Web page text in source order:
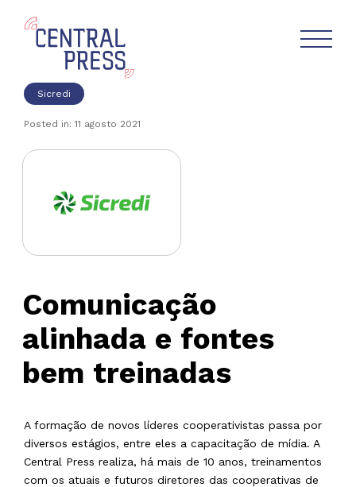
Sicredi
Posted in: 11 agosto 2021
Comunicação
alinhada e fontes
bem treinadas
A formação de novos líderes cooperativistas passa por
diversos estágios, entre eles a capacitação de mídia. A
Central Press realiza, há mais de 10 anos, treinamentos
com os atuais e futuros diretores das cooperativas de